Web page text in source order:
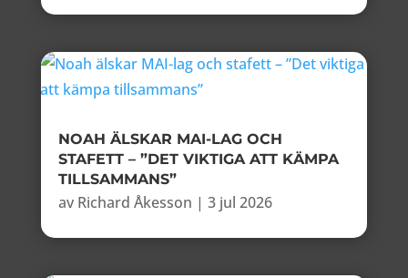
NOAH ÄLSKAR MAI-LAG OCH
STAFETT – ”DET VIKTIGA ATT KÄMPA
TILLSAMMANS”
av Richard Åkesson | 3 jul 2026